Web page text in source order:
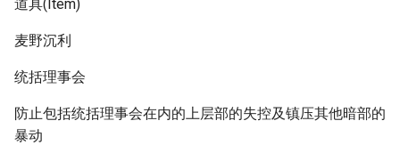
道具(Item)
麦野沉利
统括理事会
防止包括统括理事会在内的上层部的失控及镇压其他暗部的
暴动